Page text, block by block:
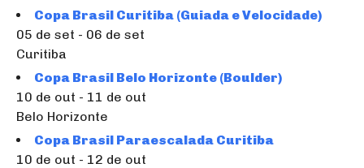
Copa Brasil Curitiba (Guiada e Velocidade)
05 de set - 06 de set
Curitiba
Copa Brasil Belo Horizonte (Boulder)
10 de out - 11 de out
Belo Horizonte
Copa Brasil Paraescalada Curitiba
10 de out - 12 de out